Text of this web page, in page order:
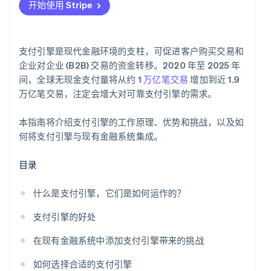
培训
配置
部署
安全审计
持续优化
定期更新
开始使用 Stripe
支付引擎是现代金融环境的支柱，可促进客户购买交易和
企业对企业 (B2B) 交易的资金转移。2020 年至 2025 年
间，全球无现金支付量将从约 1 万亿笔交易 增加到近 1.9
万亿笔交易，注定会增大对可靠支付引擎的需求。
本指南将介绍支付引擎的工作原理、优势和挑战，以及如
何将支付引擎与现有金融系统集成。
目录
什么是支付引擎，它们是如何运作的？
支付引擎的好处
在现有金融系统中添加支付引擎带来的挑战
如何选择合适的支付引擎